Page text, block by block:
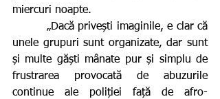
miercuri noapte.
unele grupuri sunt organizate, dar sunt
și multe găști mânate pur și simplu de
frustrarea provocată de abuzurile
continue ale poliției față de afro-